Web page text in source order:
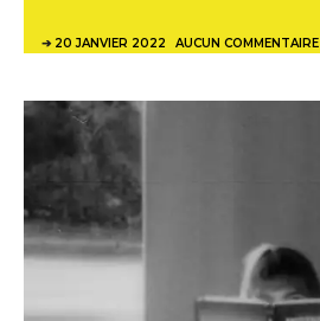
20 JANVIER 2022 AUCUN COMMENTAIRE